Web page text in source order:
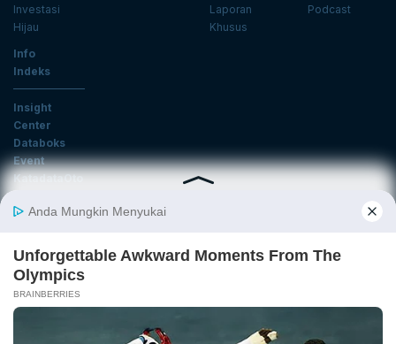
Investasi
Hijau
Laporan
Khusus
Podcast
Info
Indeks
Insight
Center
Databoks
Event
KatadataOto
Email
Daftar